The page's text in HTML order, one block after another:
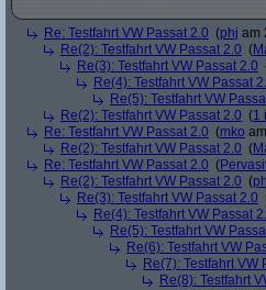
Re: Testfahrt VW Passat 2.0 (phj am
Re(2): Testfahrt VW Passat 2.0 (
Re(3): Testfahrt VW Passat 2.0
Re(4): Testfahrt VW Passat
Re(5): Testfahrt VW
Re(2): Testfahrt VW Passat 2.0 (1
Re: Testfahrt VW Passat 2.0 (mko
Re(2): Testfahrt VW Passat 2.0 (
Re: Testfahrt VW Passat 2.0 (
Re(2): Testfahrt VW Passat 2.0 (
Re(3): Testfahrt VW Passat 2.0
Re(4): Testfahrt VW Passat
Re(5): Testfahrt VW
Re(6): Testfahrt VW
Re(7): Testfahrt VW
Re(8): Testfahrt